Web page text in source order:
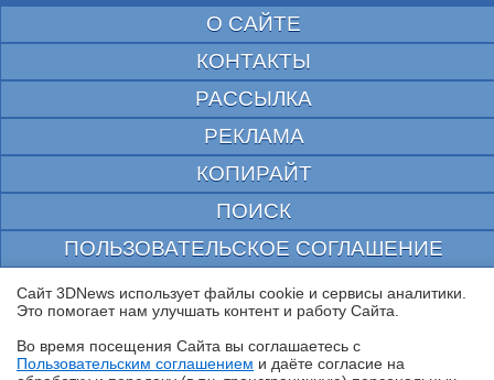
О САЙТЕ
КОНТАКТЫ
РАССЫЛКА
РЕКЛАМА
КОПИРАЙТ
ПОИСК
ПОЛЬЗОВАТЕЛЬСКОЕ СОГЛАШЕНИЕ
ЗАЩИЩЕНО CURATOR
© 1997—2026 Электронное периодическое издание "3ДНьюс" | Свидетельство о
выдано Федеральной Службой по надзору за соблюдением законодательства в сфере
массовых коммуникаций и охране культурного наследия
Сайт 3DNews использует файлы cookie и сервисы аналитики.
Это помогает нам улучшать контент и работу Cайта.
Во время посещения Cайта вы соглашаетесь с
Пользовательским соглашением и даёте согласие на